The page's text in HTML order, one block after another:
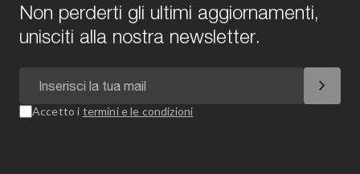
Non perderti gli ultimi aggiornamenti,
unisciti alla nostra newsletter.
chevron_right
Accetto i termini e le condizioni